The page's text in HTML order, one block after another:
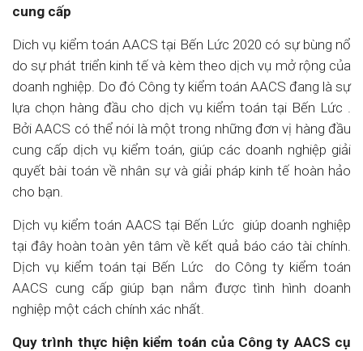
cung cấp
Dich vụ kiểm toán AACS tại Bến Lức 2020 có sự bùng nổ
do sự phát triển kinh tế và kèm theo dịch vụ mở rộng của
doanh nghiệp. Do đó Công ty kiểm toán AACS đang là sự
lựa chọn hàng đầu cho dịch vụ kiểm toán tại Bến Lức .
Bởi AACS có thể nói là một trong những đơn vị hàng đầu
cung cấp dịch vụ kiểm toán, giúp các doanh nghiệp giải
quyết bài toán về nhân sự và giải pháp kinh tế hoàn hảo
cho bạn.
Dịch vụ kiểm toán AACS tại Bến Lức giúp doanh nghiệp
tại đây hoàn toàn yên tâm về kết quả báo cáo tài chính.
Dịch vụ kiểm toán tại Bến Lức do Công ty kiểm toán
AACS cung cấp giúp bạn nắm được tình hình doanh
nghiệp một cách chính xác nhất.
Quy trình thực hiện kiểm toán của Công ty AACS cụ